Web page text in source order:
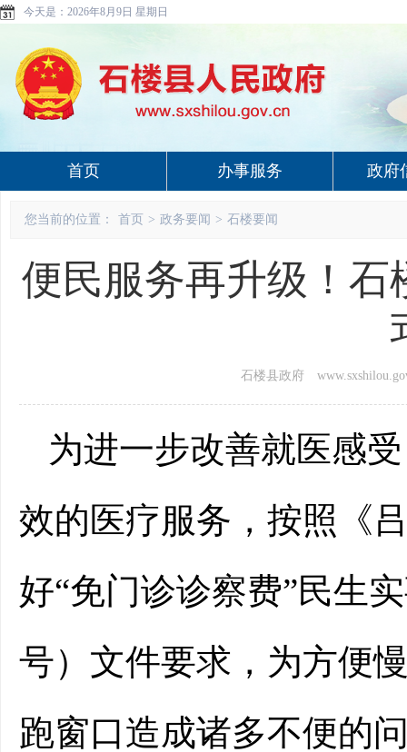
今天是： 2026年8月9日 星期日
首页 办事服务 政府
您当前的位置： 首页 > 政务要闻 > 石楼要闻
便民服务再升级！石
石楼县政府
为进一步改善就医感
效的医疗服务，按照《
好“免门诊诊察费”民生
号）文件要求，为方便
跑窗口造成诸多不便的